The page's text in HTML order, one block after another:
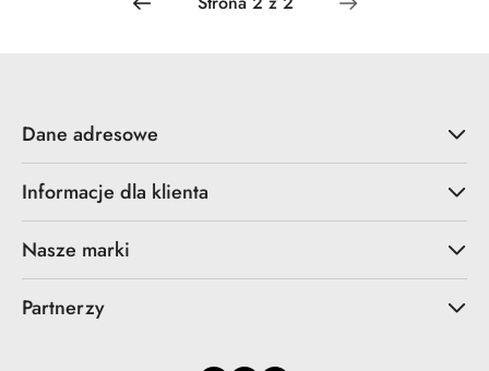
Dane adresowe
Informacje dla klienta
Nasze marki
Partnerzy